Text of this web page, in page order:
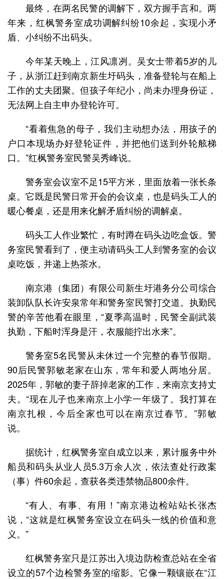
最终，在两名民警的调解下，双方握手言和。两
年来，红枫警务室成功调解纠纷10余起，实现小矛
盾、小纠纷不出码头。
今年某天晚上，江风凛冽。吴女士带着5岁的儿
子，从浙江赶到南京新生圩码头，准备登轮与在船上
工作的丈夫团聚。但孩子年纪小，尚未办理身份证，
无法网上自主申办登轮许可。
“看着焦急的母子，我们主动想办法，用孩子的
户口本现场办好登轮证件，并把他们送到外轮舷梯
口。”红枫警务室民警吴秀峰说。
警务室会议室不足15平方米，里面放着一张长条
桌。它既是民警日常开会的会议桌，也是码头工人的
暖心餐桌，还是用来化解矛盾纠纷的调解桌。
码头工人作业繁忙，有时蹲在码头边吃盒饭。警
务室民警看到了，便主动请码头工人到警务室的会议
桌吃饭，并递上热茶水。
南京港（集团）有限公司新生圩港务分公司综合
装卸队队长许安泉常年和警务室民警打交道。执勤民
警的辛苦他看在眼里，“夏季高温时，民警全副武装
执勤，下船时浑身是汗，衣服能拧出水来”。
警务室5名民警从未休过一个完整的春节假期。
90后民警郭敏老家在山东，常年和爱人两地分居。
2025年，郭敏的妻子辞掉老家的工作，来南京支持丈
夫。“现在儿子也来南京上小学一年级了。我打算在
南京扎根，今后全家也可以在南京过春节。”郭敏
说。
据统计，红枫警务室自成立以来，累计服务中外
船员和码头从业人员5.3万余人次，依法查处行政案
（事）件60余起，查获各类违禁物品800余件。
“有人、有事、有用！”南京港边检站站长张杰
说，“这就是红枫警务室设立在码头一线的价值和意
义。”
红枫警务室只是江苏出入境边防检查总站在全省
设立的57个边检警务室的缩影。它像一颗镶嵌在“江